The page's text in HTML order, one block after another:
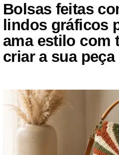
Bolsas feitas
lindos gráficos
ama estilo com
criar a sua peça